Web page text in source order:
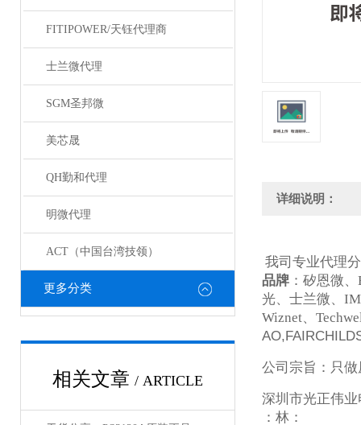
FITIPOWER/天钰代理商
士兰微代理
SGM圣邦微
美芯晟
QH勤和代理
明微代理
ACT（中国台湾技领）
更多分类
相关文章 / ARTICLE
详细说明：
我司专业代理
品牌 ：矽恩微、
光、士兰微、
Wiznet、
公司宗旨：只
深圳市光正伟
：林：